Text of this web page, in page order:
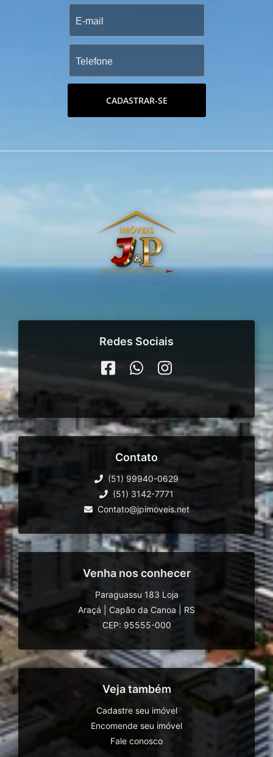
CADASTRAR-SE
Redes Sociais
Contato
(51) 99940-0629
(51) 3142-7771
Contato@jpimoveis.net
Venha nos conhecer
Paraguassu 183 Loja
Araçá
Capão da Canoa
RS
CEP: 95555-000
Veja também
Cadastre seu imóvel
Encomende seu imóvel
Fale conosco